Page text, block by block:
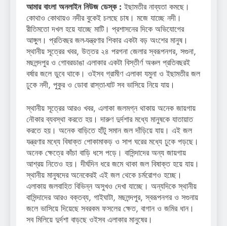
আমার বাংলা অনলাইন নিউজ ডেস্ক : ইছামতীর নাব্যতা কমছে।
কোথাও কোথায়ও নদীর বুকেই চলছে চাষ। মজে যাচ্ছে নদী।
রীতিমতো দখল হয়ে যাচ্ছে মাটি। প্রশাসনের দিকে অভিযোগের
আঙ্গুল। প্রতিবছর জল-যন্ত্রণার শিকার একটা বড় অংশের মানুষ।
স্থানীয় সূত্রের খবর, উত্তর ২৪ পরগনা জেলার স্বরূপনগর, সগুনা,
মছলন্দপুর ও গোবরডাঙা এলাকার একটা বিস্তীর্ণ অঞ্চল প্রতিবছরই
বর্ষার জলে ডুবে থাকে। ওইসব গ্রামীণ এলাকা যমুনা ও ইছামতীর জল
ঢুকে নদী, পুকুর ও ডোবা রাস্তা-ঘাট সব ভাসিয়ে নিয়ে যায়।
স্থানীয় সূত্রের আরও খবর, এলাকা জলমগ্ন থাকায় অনেক জায়গায়
নৌকার ব্যবস্থা করতে হয়। দারুণ দুর্দশার মধ্যে মানুষকে যাতায়াত
করতে হয়। অনেক বাড়িতে হাঁটু সমান জল দাঁড়িয়ে যায়। এই জল
যন্ত্রণার মধ্যে বিষাক্ত পোকামাকড় ও সাপ ঘরের মধ্যে ঢুকে পড়ছে।
অনেক ক্ষেত্রে কাঁচা বাড়ি ধসে পড়ে। বাসিন্দাদের অন্য জায়গায়
আশ্রয় নিতেও হয়। দীর্ঘদিন ধরে জমে থাকা জল বিষাক্ত হয়ে যায়।
স্থানীয় মানুষদের অনেকেরই এই জল থেকে চর্মরোগও হচ্ছে।
এলাকায় জলবাহিত বিভিন্ন অসুখও দেখা যাচ্ছে। অন্যদিকে স্থানীয়
বাসিন্দাদের আরও বক্তব্য, গাইঘাটা, মছলন্দপুর, স্বরূপনগর ও সগুনায়
জলে ভাসিয়ে দিয়েছে সবরকম ফসলের ক্ষেত, বাগান ও জমির ধান।
সব মিলিয়ে দুর্দশা বাড়ছে ওইসব এলাকার মানুষের।